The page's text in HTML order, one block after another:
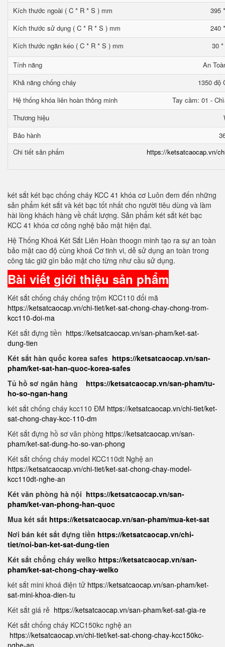
Kích thước ngoài ( C * R * S ) mm
395
Kích thước sử dụng ( C * R * S ) mm
240
Kích thước ngăn kéo ( C * R * S ) mm
30
Tính năng
An
Khả năng chống cháy
1350 độ
Hệ thống khóa liên hoàn thông minh
Tay cầm: 01 -
Thương hiệu
Bảo hành
Chi tiết sản phẩm
https://ketsatcaocap.vn/
két sắt két bạc chống cháy KCC 41 khóa cơ Luôn đem đến những
sản phẩm két sắt và két bạc tốt nhất cho người tiêu dùng và làm
hài lòng khách hàng về chất lượng. Sản phẩm két sắt két bạc
KCC 41 khóa cơ công nghệ bảo mật hiện đại.
Hệ Thống Khoá Két Sắt Liên Hoàn thoogn minh tạo ra sự an toàn
bảo mật cao độ cùng khoá Cơ tinh vi, dễ sử dụng an toàn trong
công tác giữ gìn bảo mật cho từng như cầu sử dụng.
Bài viết giới thiệu sản phẩm
Két sắt chống cháy chống trộm KCC110 đổi mã
https://ketsatcaocap.vn/chi-tiet/ket-sat-chong-chay-chong-trom-
kcc110-doi-ma
Két sắt đựng tiền https://ketsatcaocap.vn/san-pham/ket-sat-
dung-tien
Két sắt hàn quốc korea safes https://ketsatcaocap.vn/san-
pham/ket-sat-han-quoc-korea-safes
Tủ hồ sơ ngân hàng https://ketsatcaocap.vn/san-pham/tu-
ho-so-ngan-hang
két sắt chống cháy kcc110 ĐM https://ketsatcaocap.vn/chi-tiet/ket-
sat-chong-chay-kcc-110-dm
Két sắt đựng hồ sơ văn phòng https://ketsatcaocap.vn/san-
pham/ket-sat-dung-ho-so-van-phong
Két sắt chống cháy model KCC110dt Nghệ an
https://ketsatcaocap.vn/chi-tiet/ket-sat-chong-chay-model-
kcc110dt-nghe-an
Két văn phòng hà nội https://ketsatcaocap.vn/san-
pham/ket-van-phong-han-quoc
Mua két sắt https://ketsatcaocap.vn/san-pham/mua-ket-sat
Nơi bán két sắt đựng tiền https://ketsatcaocap.vn/chi-
tiet/noi-ban-ket-sat-dung-tien
Két sắt chống cháy welko https://ketsatcaocap.vn/san-
pham/ket-sat-chong-chay-welko
két sắt mini khoá điện tử https://ketsatcaocap.vn/san-pham/ket-
sat-mini-khoa-dien-tu
Két sắt giá rẻ https://ketsatcaocap.vn/san-pham/ket-sat-gia-re
Két sắt chống cháy KCC150kc nghệ an
https://ketsatcaocap.vn/chi-tiet/ket-sat-chong-chay-kcc150kc-
nghe-an